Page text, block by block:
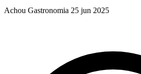
Achou Gastronomia 25 jun 2025